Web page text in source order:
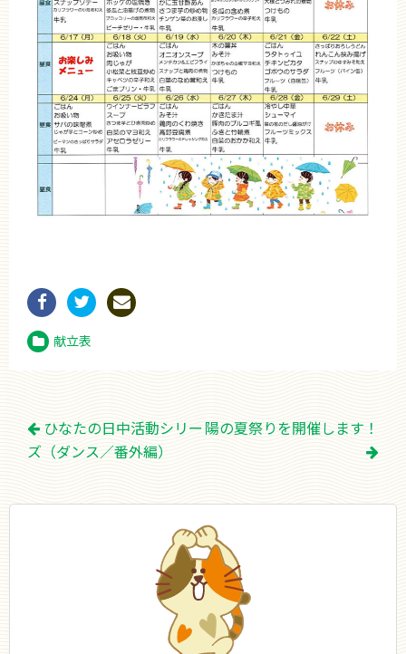
献立表
投
稿
ビ
ひなたの日中活動シリー
ズ（ダンス／番外編）
陽の夏祭りを開催します！